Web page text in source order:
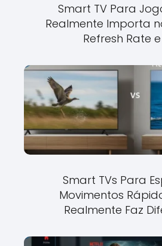
Smart TV Para
Realmente Importa
Refresh Rate e
Smart TVs Para
Movimentos
Realmente Faz